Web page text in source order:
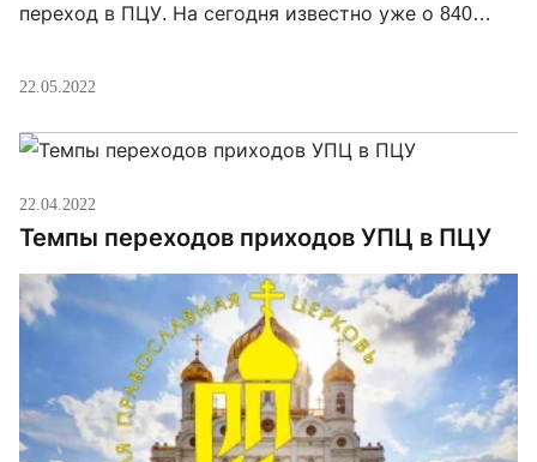
переход в ПЦУ. На сегодня известно уже о 840
прихода, или 1,51% от всего числа общин УПЦ. И
за все время учета.
22.05.2022
22.04.2022
Темпы переходов приходов УПЦ в ПЦУ